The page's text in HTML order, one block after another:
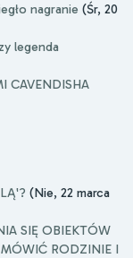
nagranie (Śr, 20
legenda
CAVENDISHA
(Nie, 22 marca
SIĘ OBIEKTÓW
RODZINIE I